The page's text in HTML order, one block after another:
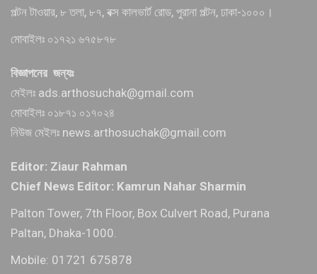
পল্টন টাওয়ার, ৮ তলা, ৮৭, বক্স কালভার্ট রোড, পুরানা পল্টন, ঢাকা-১০০০।
মোবাইলঃ ০১৭২১ ৬৭৫৮৭৮
বিজ্ঞাপনের জন্যঃ
মেইলঃ ads.arthosuchak@gmail.com
মোবাইলঃ ০১৮৭১ ০১৭০২৪
নিউজ মেইলঃ news.arthosuchak@gmail.com
Editor: Ziaur Rahman
Chief News Editor: Kamrun Nahar Sharmin
Palton Tower, 7th Floor, Box Culvert Road, Purana
Paltan, Dhaka-1000.
Mobile: 01721 675878